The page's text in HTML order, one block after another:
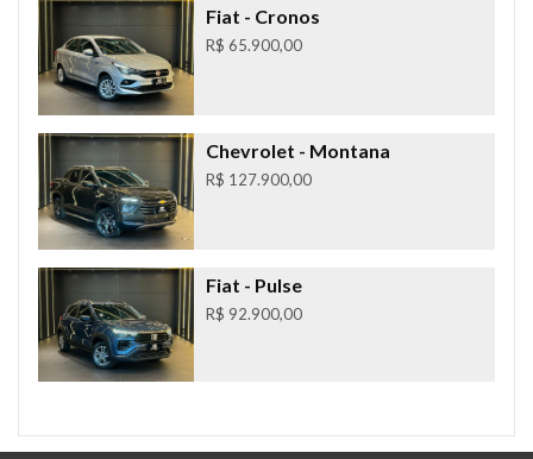
Fiat - Cronos
R$ 65.900,00
Chevrolet - Montana
R$ 127.900,00
Fiat - Pulse
R$ 92.900,00